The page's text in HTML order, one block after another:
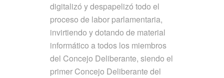
digitalizó y despapelizó todo el
proceso de labor parlamentaria,
invirtiendo y dotando de material
informático a todos los miembros
del Concejo Deliberante, siendo el
primer Concejo Deliberante del